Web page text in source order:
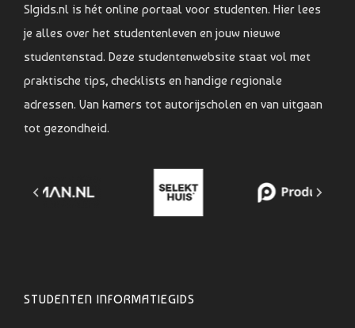
SIgids.nl is hét online portaal voor studenten. Hier lees
je alles over het studentenleven en jouw nieuwe
studentenstad. Deze studentenwebsite staat vol met
praktische tips, checklists en handige regionale
adressen. Van kamers tot autorijscholen en van uitgaan
tot gezondheid.
STUDENTEN INFORMATIEGIDS